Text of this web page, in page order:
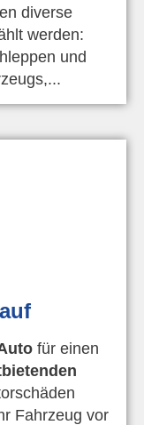
diverse
werden:
und
für einen
Fahrzeug vor